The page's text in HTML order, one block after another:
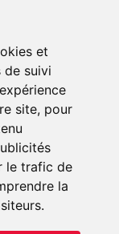
et
de suivi
site, pour
le trafic de
la
et
qui permet souvent
métaboliques mineurs.
de traitements
sportive,
Cette gamme est
et sur une formulation
hydratation
des